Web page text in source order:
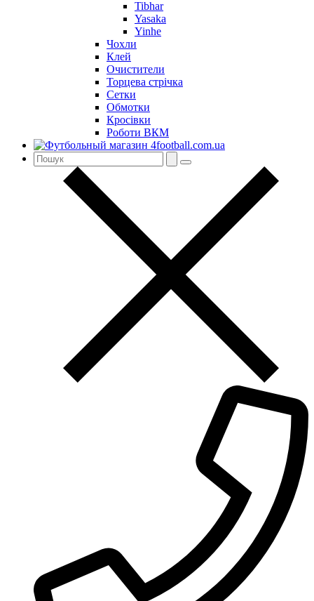
Tibhar
Yasaka
Yinhe
Чохли
Клей
Очистители
Торцева стрічка
Сетки
Обмотки
Кросівки
Роботи ВКМ